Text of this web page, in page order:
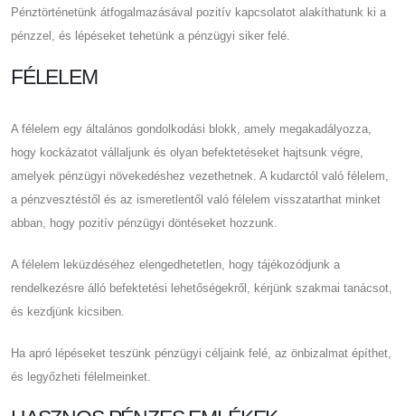
Pénztörténetünk átfogalmazásával pozitív kapcsolatot alakíthatunk ki a
pénzzel, és lépéseket tehetünk a pénzügyi siker felé.
FÉLELEM
A félelem egy általános gondolkodási blokk, amely megakadályozza,
hogy kockázatot vállaljunk és olyan befektetéseket hajtsunk végre,
amelyek pénzügyi növekedéshez vezethetnek. A kudarctól való félelem,
a pénzvesztéstől és az ismeretlentől való félelem visszatarthat minket
abban, hogy pozitív pénzügyi döntéseket hozzunk.
A félelem leküzdéséhez elengedhetetlen, hogy tájékozódjunk a
rendelkezésre álló befektetési lehetőségekről, kérjünk szakmai tanácsot,
és kezdjünk kicsiben.
Ha apró lépéseket teszünk pénzügyi céljaink felé, az önbizalmat építhet,
és legyőzheti félelmeinket.